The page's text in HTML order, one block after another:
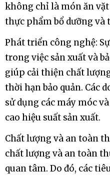
không chỉ là món ăn
thực phẩm bổ dưỡng và
Phát triển công nghệ:
trong việc sản xuất và
giúp cải thiện chất
thời hạn bảo quản. Các
sử dụng các máy móc
cao hiệu suất sản xuất.
Chất lượng và an toàn
chất lượng và an toàn
quan tâm. Do đó, các